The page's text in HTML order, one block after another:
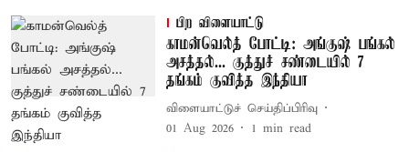
பிற விளையாட்டு
காமன்வெல்த் போட்டி: அங்குஷ் பங்கல்
அசத்தல்... குத்துச் சண்டையில் 7
தங்கம் குவித்த இந்தியா
விளையாட்டுச் செய்திப்பிரிவு
01 Aug 2026
1 min read